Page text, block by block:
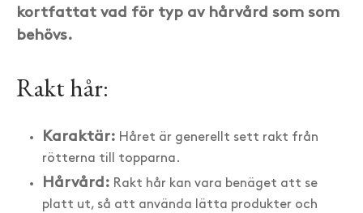
kortfattat vad för typ av hårvård som som
behövs.
Rakt hår:
Karaktär: Håret är generellt sett rakt från
rötterna till topparna.
Hårvård: Rakt hår kan vara benäget att se
platt ut, så att använda lätta produkter och